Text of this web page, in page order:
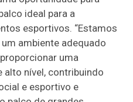
ideal para a
esportivos. “Estamos
ambiente adequado
uma
alto nível, contribuindo
e esportivo e